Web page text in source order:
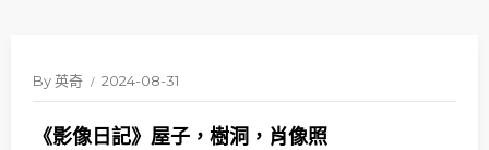
By英奇 2024-08-31
《影像日記》屋子，樹洞，肖像照